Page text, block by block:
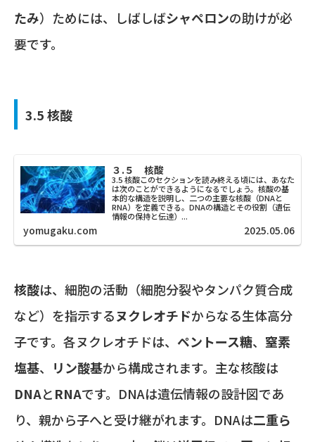
たみ）ためには、しばしばシャペロンの助けが必
要です。
3.5 核酸
３.５ 核酸
3.5 核酸このセクションを読み終える頃には、あなた
は次のことができるようになるでしょう。核酸の基
本的な構造を説明し、二つの主要な核酸（DNAと
RNA）を定義できる。DNAの構造とその役割（遺伝
情報の保持と伝達）...
yomugaku.com 2025.05.06
核酸は、細胞の活動（細胞分裂やタンパク質合成
など）を指示するヌクレオチドからなる生体高分
子です。各ヌクレオチドは、 ペントース糖、 窒素
塩基、 リン酸基から構成されます。主な核酸は
DNAとRNAです。DNAは遺伝情報の設計図であ
り、親から子へと受け継がれます。DNAは二重ら